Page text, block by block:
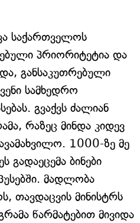
საქართველოს
პრიორიტეტია და
განსაკუთრებული
სამხედრო
გვაქვს ძალიან
რაზეც მინდა კიდევ
1000-ზე მე
გადაეცემა ბინები
მადლობა
თავდაცვის მინისტრს
წარმატებით მივიდა